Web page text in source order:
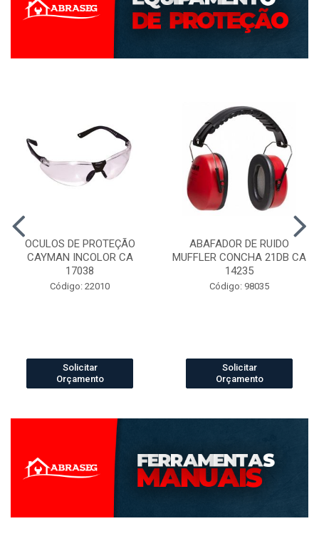
OCULOS DE PROTEÇÃO
CAYMAN INCOLOR CA
17038
Código: 22010
Solicitar
Orçamento
ABAFADOR DE RUIDO
MUFFLER CONCHA 21DB CA
14235
Código: 98035
Solicitar
Orçamento